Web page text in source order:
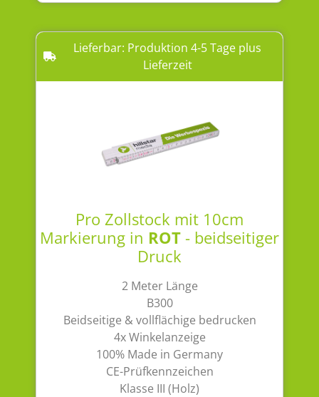
Lieferbar: Produktion 4-5 Tage plus
Lieferzeit
Pro Zollstock mit 10cm
Markierung in ROT- beidseitiger
Druck
2 Meter Länge
B300
Beidseitige & vollflächige bedrucken
4x Winkelanzeige
100% Made in Germany
CE-Prüfkennzeichen
Klasse III (Holz)